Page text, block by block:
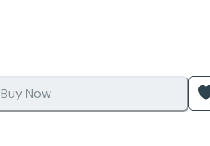
Buy Now